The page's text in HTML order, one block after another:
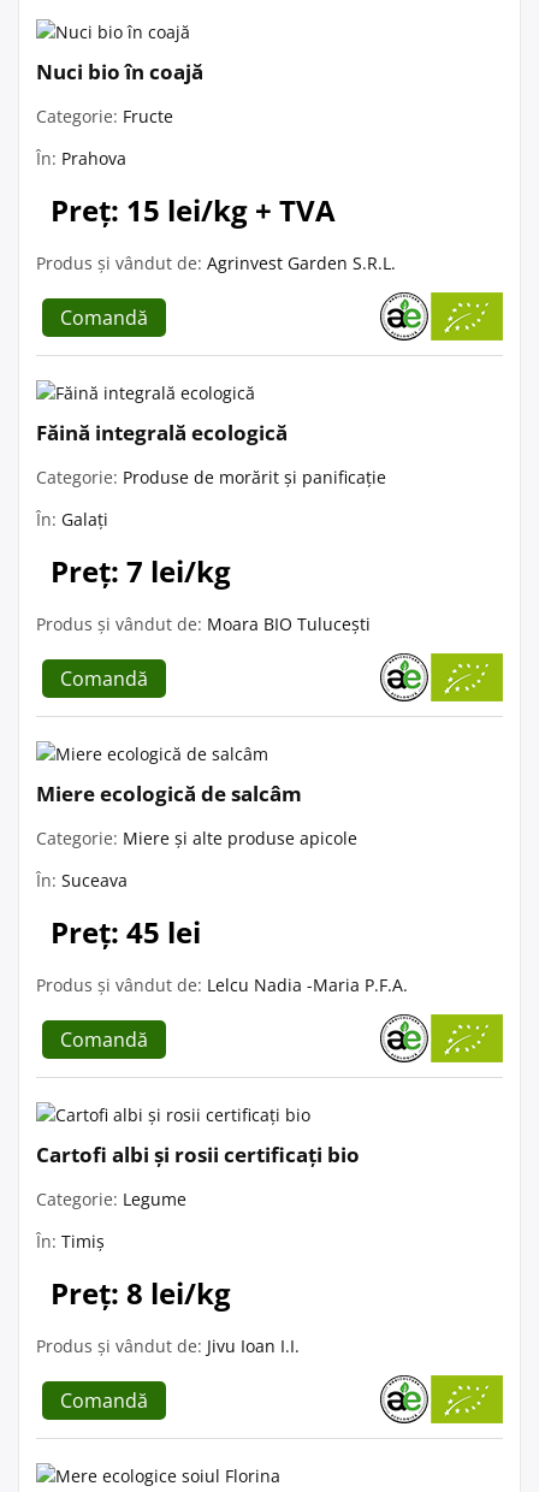
Nuci bio în coajă
Categorie: Fructe
În: Prahova
Preț: 15 lei/kg + TVA
Produs și vândut de: Agrinvest Garden S.R.L.
Comandă
Făină integrală ecologică
Categorie: Produse de morărit și panificație
În: Galați
Preț: 7 lei/kg
Produs și vândut de: Moara BIO Tulucești
Comandă
Miere ecologică de salcâm
Categorie: Miere și alte produse apicole
În: Suceava
Preț: 45 lei
Produs și vândut de: Lelcu Nadia -Maria P.F.A.
Comandă
Cartofi albi și rosii certificați bio
Categorie: Legume
În: Timiș
Preț: 8 lei/kg
Produs și vândut de: Jivu Ioan I.I.
Comandă